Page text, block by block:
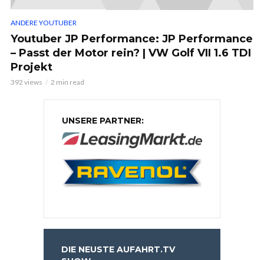
ANDERE YOUTUBER
Youtuber JP Performance: JP Performance
– Passt der Motor rein? | VW Golf VII 1.6 TDI
Projekt
392 views 2 min read
UNSERE PARTNER:
DIE NEUSTE AUFAHRT.TV